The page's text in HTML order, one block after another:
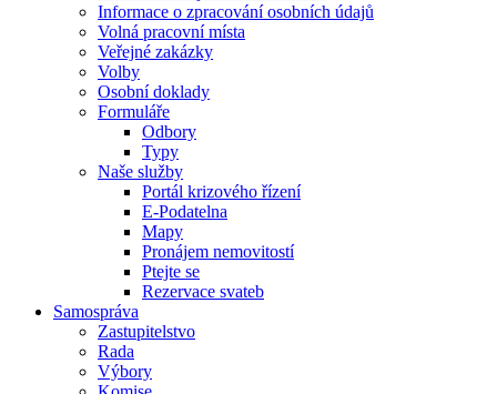
Informace o zpracování osobních údajů
Volná pracovní místa
Veřejné zakázky
Volby
Osobní doklady
Formuláře
Odbory
Typy
Naše služby
Portál krizového řízení
E-Podatelna
Mapy
Pronájem nemovitostí
Ptejte se
Rezervace svateb
Samospráva
Zastupitelstvo
Rada
Výbory